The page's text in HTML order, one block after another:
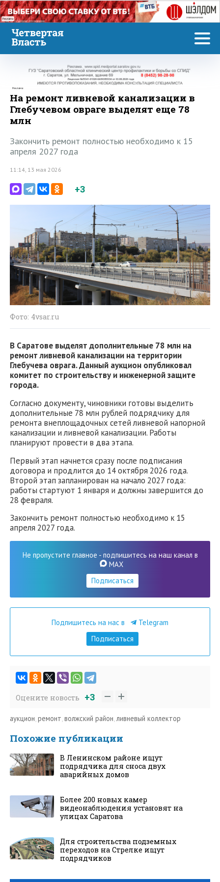
Реклама
Реклама
На ремонт ливневой канализации в
Глебучевом овраге выделят еще 78
млн
Закончить ремонт полностью необходимо к 15
апреля 2027 года
11:14, 13 мая 2026
+3
Фото: 4vsar.ru
В Саратове выделят дополнительные 78 млн на
ремонт ливневой канализации на территории
Глебучева оврага. Данный аукцион опубликовал
комитет по строительству и инженерной защите
города.
Согласно документу, чиновники готовы выделить
дополнительные 78 млн рублей подрядчику для
ремонта внеплощадочных сетей ливневой напорной
канализации и ливневой канализации. Работы
планируют провести в два этапа.
Первый этап начнется сразу после подписания
договора и продлится до 14 октября 2026 года.
Второй этап запланирован на начало 2027 года:
работы стартуют 1 января и должны завершится до
28 февраля.
Закончить ремонт полностью необходимо к 15
апреля 2027 года.
Не пропустите главное - подпишитесь на наш канал в
MAX
Подписаться
Подпишитесь на нас в
Telegram
Подписаться
Оцените новость +3
аукцион,ремонт,волжский район,ливневый коллектор
Похожие публикации
В Ленинском районе ищут
подрядчика для сноса двух
аварийных домов
Более 200 новых камер
видеонаблюдения установят на
улицах Саратова
Для строительства подземных
переходов на Стрелке ищут
подрядчиков